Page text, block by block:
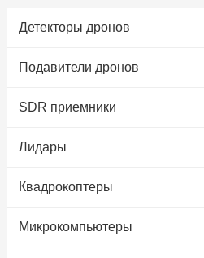
Детекторы дронов
Подавители дронов
SDR приемники
Лидары
Квадрокоптеры
Микрокомпьютеры